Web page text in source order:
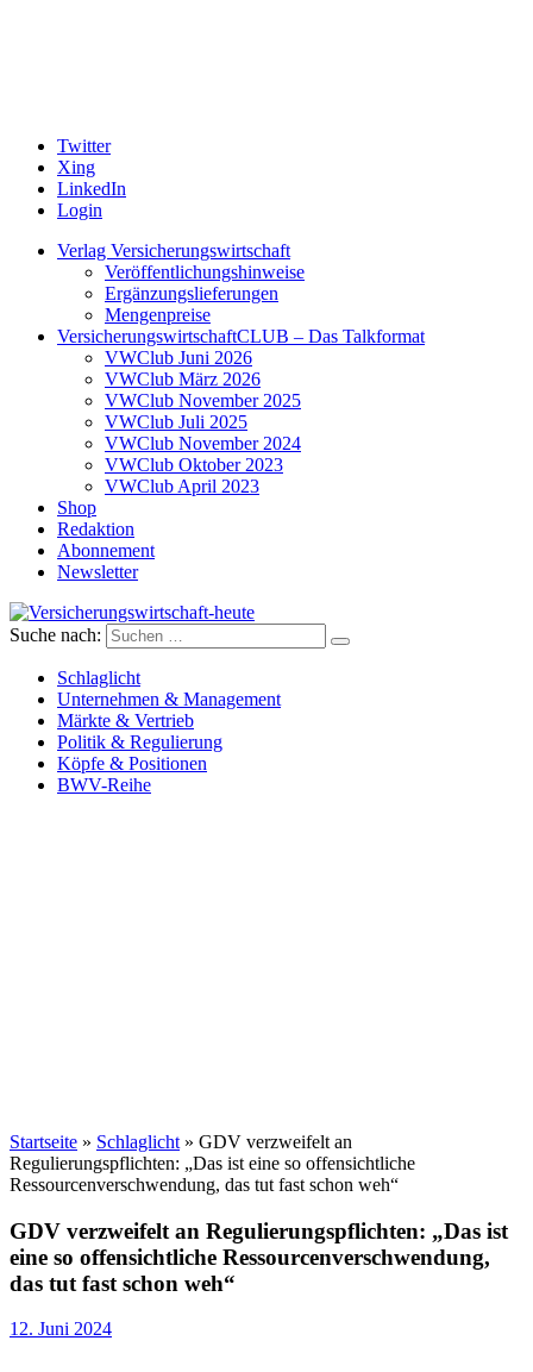
Twitter
Xing
LinkedIn
Login
Verlag Versicherungswirtschaft
Veröffentlichungshinweise
Ergänzungslieferungen
Mengenpreise
VersicherungswirtschaftCLUB – Das Talkformat
VWClub Juni 2026
VWClub März 2026
VWClub November 2025
VWClub Juli 2025
VWClub November 2024
VWClub Oktober 2023
VWClub April 2023
Shop
Redaktion
Abonnement
Newsletter
Versicherungswirtschaft-heute
Suche nach:
Schlaglicht
Unternehmen & Management
Märkte & Vertrieb
Politik & Regulierung
Köpfe & Positionen
BWV-Reihe
Startseite » Schlaglicht » GDV verzweifelt an
Regulierungspflichten: „Das ist eine so offensichtliche
Ressourcenverschwendung, das tut fast schon weh“
GDV verzweifelt an Regulierungspflichten: „Das ist
eine so offensichtliche Ressourcenverschwendung,
das tut fast schon weh“
12. Juni 2024